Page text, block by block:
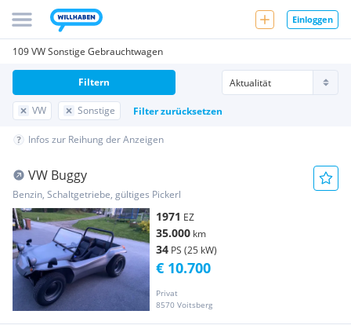
Einloggen
109 VW Sonstige Gebrauchtwagen
VW Sonstige Filter zurücksetzen
Filtern
Infos zur Reihung der Anzeigen
VW Buggy
Benzin, Schaltgetriebe, gültiges Pickerl
1971 EZ
35.000 km
34 PS (25 kW)
Privat
8570 Voitsberg
€ 10.700